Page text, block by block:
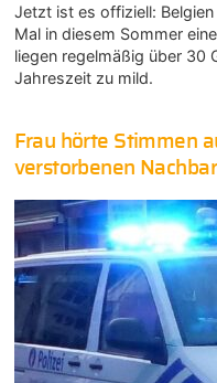
Jetzt ist es offiziell:
Mal in diesem Sommer
liegen regelmäßig über 30
Jahreszeit zu mild.
Frau hörte Stimmen
verstorbenen